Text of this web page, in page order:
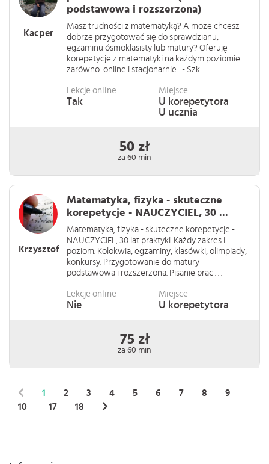
Kacper
podstawowa i rozszerzona)
Masz trudności z matematyką? A może chcesz
dobrze przygotować się do sprawdzianu,
egzaminu ósmoklasisty lub matury? Oferuję
korepetycje z matematyki na każdym poziomie
zarówno online i stacjonarnie : - Szk . . .
Lekcje online
Tak
Miejsce
U korepetytora
U ucznia
50 zł
za 60 min
Krzysztof
Matematyka, fizyka - skuteczne
korepetycje - NAUCZYCIEL, 30 ...
Matematyka, fizyka - skuteczne korepetycje -
NAUCZYCIEL, 30 lat praktyki. Każdy zakres i
poziom. Kolokwia, egzaminy, klasówki, olimpiady,
konkursy. Przygotowanie do matury –
podstawowa i rozszerzona. Pisanie prac . . .
Lekcje online
Nie
Miejsce
U korepetytora
75 zł
za 60 min
1 2 3 4 5 6 7 8
9
10
... 17 18